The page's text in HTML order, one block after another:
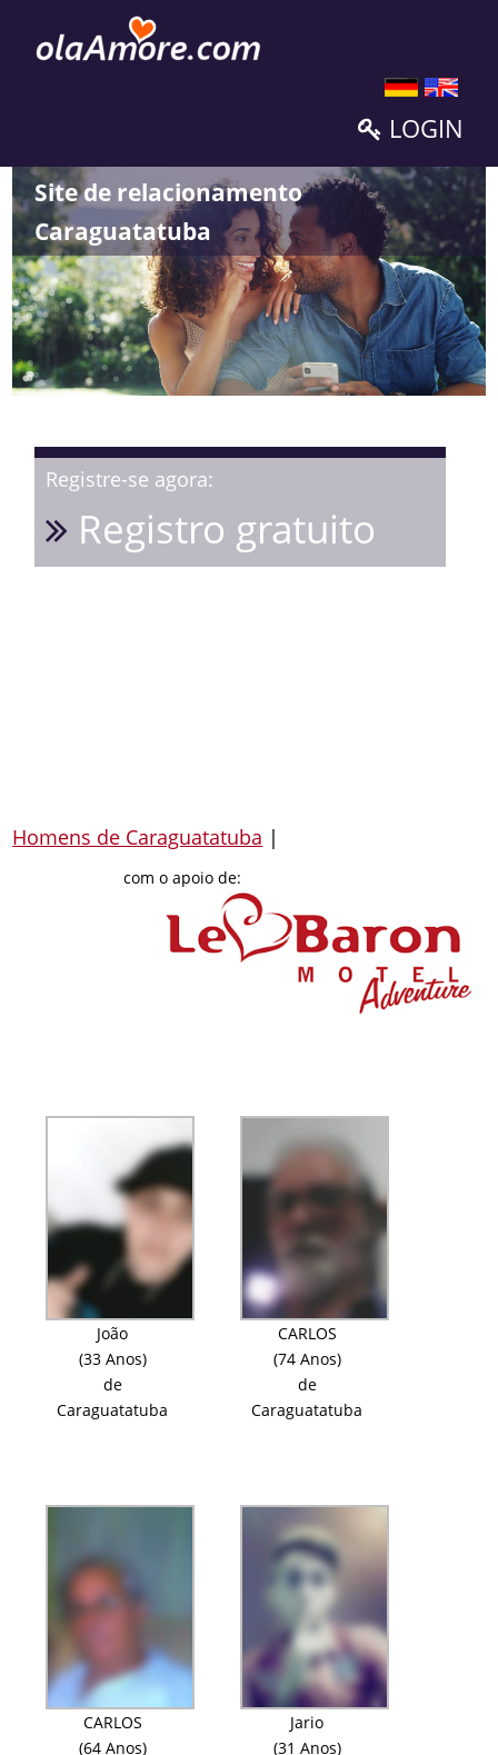
LOGIN
Site de relacionamento
Caraguatatuba
Registre-se agora:
Registro gratuito
Homens de Caraguatatuba |
com o apoio de:
João
(33 Anos)
de
Caraguatatuba
CARLOS
(74 Anos)
de
Caraguatatuba
CARLOS
(64 Anos)
Jario
(31 Anos)